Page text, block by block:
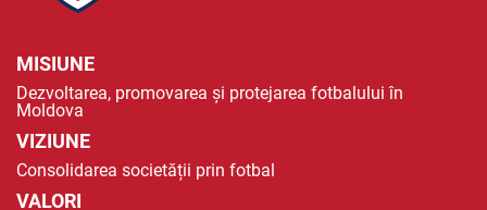
MISIUNE
Dezvoltarea, promovarea și protejarea fotbalului în
Moldova
VIZIUNE
Consolidarea societății prin fotbal
VALORI